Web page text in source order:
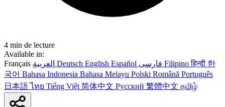
4 min de lecture
Available in:
Français
Deutsch English Español Filipinoहिन्दी 한
국어 Bahasa Indonesia Bahasa Melayu Polski Română Português
日本語ไทย Tiếng Việt 简体中文 Русский 繁體中文 தமிழ்